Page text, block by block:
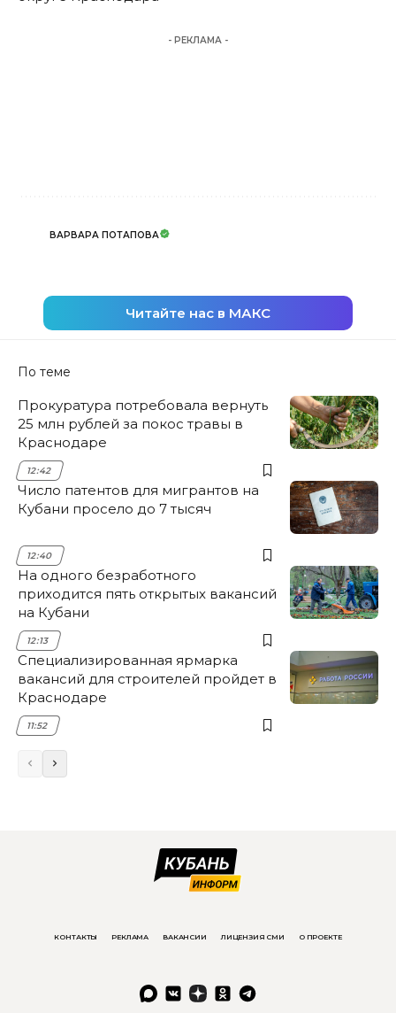
- РЕКЛАМА -
ВАРВАРА ПОТАПОВА
Читайте нас в МАКС
По теме
Прокуратура потребовала вернуть
25 млн рублей за покос травы в
Краснодаре
12:42
Число патентов для мигрантов на
Кубани просело до 7 тысяч
12:40
На одного безработного
приходится пять открытых вакансий
на Кубани
12:13
Специализированная ярмарка
вакансий для строителей пройдет в
Краснодаре
11:52
КОНТАКТЫ РЕКЛАМА ВАКАНСИИ ЛИЦЕНЗИЯ СМИ О ПРОЕКТЕ